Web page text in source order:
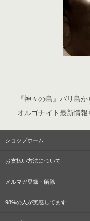
『神々の島』バリ島
オルゴナイト最新情報
ショップホーム
お支払い方法について
メルマガ登録・解除
98%の人が実感してます